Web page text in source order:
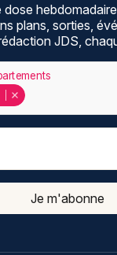
plans, sorties,
JDS,
Je m'abonne